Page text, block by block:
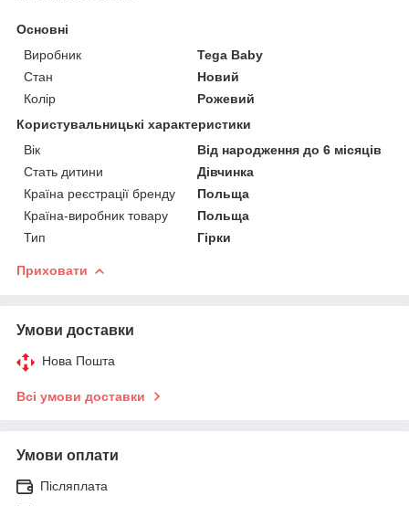
Основні
Виробник
Tega Baby
Стан
Новий
Колір
Рожевий
Користувальницькі характеристики
Вік
Від народження до 6 місяців
Стать дитини
Дівчинка
Країна реєстрації бренду
Польща
Країна-виробник товару
Польща
Тип
Гірки
Приховати
Умови доставки
Нова Пошта
Всі умови доставки
Умови оплати
Післяплата